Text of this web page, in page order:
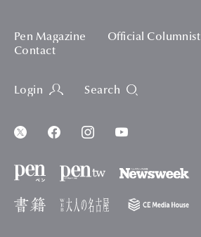
Pen Magazine Official Columnist
Contact
Login Search